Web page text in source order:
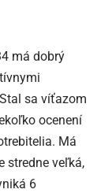
má dobrý
sa víťazom
ocenení
Má
stredne veľká,
6